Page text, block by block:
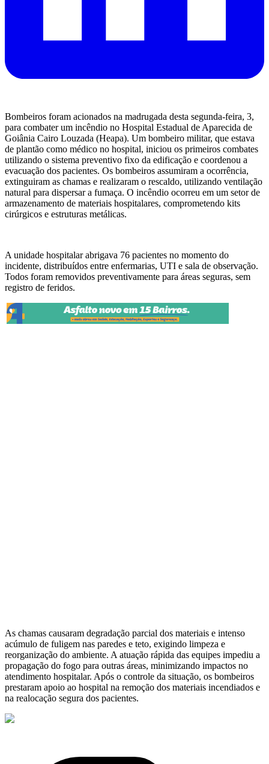
Bombeiros foram acionados na madrugada desta segunda-feira, 3,
para combater um incêndio no Hospital Estadual de Aparecida de
Goiânia Cairo Louzada (Heapa). Um bombeiro militar, que estava
de plantão como médico no hospital, iniciou os primeiros combates
utilizando o sistema preventivo fixo da edificação e coordenou a
evacuação dos pacientes. Os bombeiros assumiram a ocorrência,
extinguiram as chamas e realizaram o rescaldo, utilizando ventilação
natural para dispersar a fumaça. O incêndio ocorreu em um setor de
armazenamento de materiais hospitalares, comprometendo kits
cirúrgicos e estruturas metálicas.
A unidade hospitalar abrigava 76 pacientes no momento do
incidente, distribuídos entre enfermarias, UTI e sala de observação.
Todos foram removidos preventivamente para áreas seguras, sem
registro de feridos.
As chamas causaram degradação parcial dos materiais e intenso
acúmulo de fuligem nas paredes e teto, exigindo limpeza e
reorganização do ambiente. A atuação rápida das equipes impediu a
propagação do fogo para outras áreas, minimizando impactos no
atendimento hospitalar. Após o controle da situação, os bombeiros
prestaram apoio ao hospital na remoção dos materiais incendiados e
na realocação segura dos pacientes.